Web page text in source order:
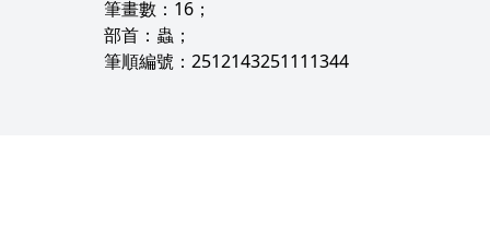
筆畫數：16；
部首：蟲；
筆順編號：2512143251111344